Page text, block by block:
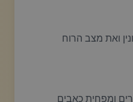
ואת מצב הרוח
ומפחית כאבים